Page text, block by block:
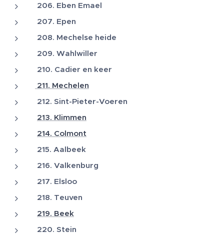
206. Eben Emael
207. Epen
208. Mechelse heide
209. Wahlwiller
210. Cadier en keer
211. Mechelen
212. Sint-Pieter-Voeren
213. Klimmen
214. Colmont
215. Aalbeek
216. Valkenburg
217. Elsloo
218. Teuven
219. Beek
220. Stein